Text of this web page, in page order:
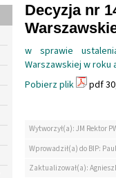
Decyzja nr
w sprawie
Warszawskiej w roku
Pobierz plik
pdf
Wytworzył(a): JM Rektor
Wprowadził(a) do BIP:
Zaktualizował(a):